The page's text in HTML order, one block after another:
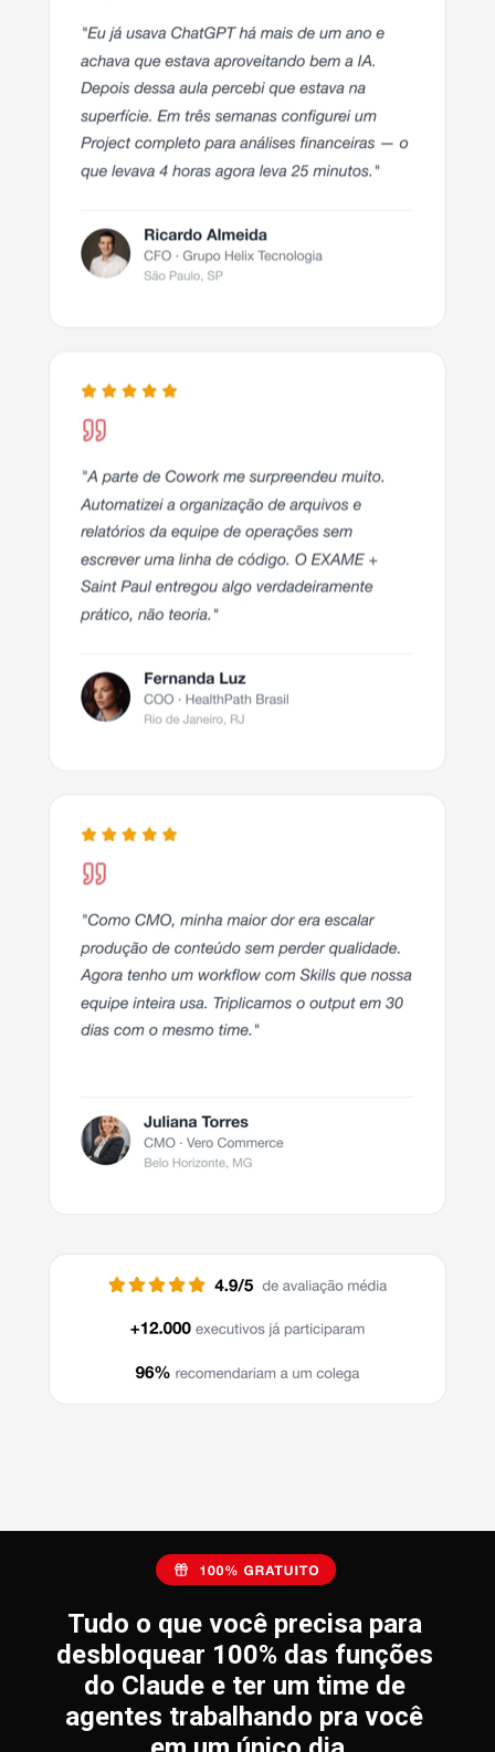
Tudo o que você precisa para
desbloquear 100% das funções
do Claude e ter um time de
agentes trabalhando pra você